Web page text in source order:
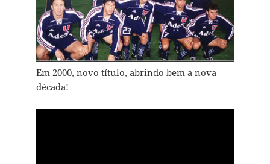
Em 2000, novo título, abrindo bem a nova
década!